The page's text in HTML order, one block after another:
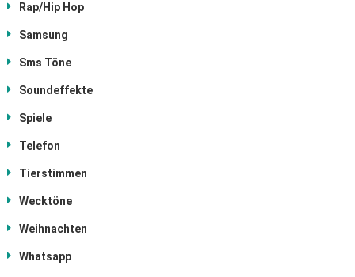
Rap/Hip Hop
Samsung
Sms Töne
Soundeffekte
Spiele
Telefon
Tierstimmen
Wecktöne
Weihnachten
Whatsapp